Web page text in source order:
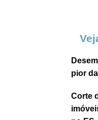
pior
Corte